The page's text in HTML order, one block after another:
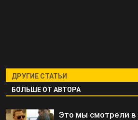
ДРУГИЕ СТАТЬИ
БОЛЬШЕ ОТ АВТОРА
Это мы смотрели в